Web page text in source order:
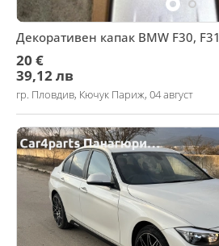
Декоративен капак BMW F30, F31
20 €
39,12 лв
гр. Пловдив, Кючук Париж, 04 август